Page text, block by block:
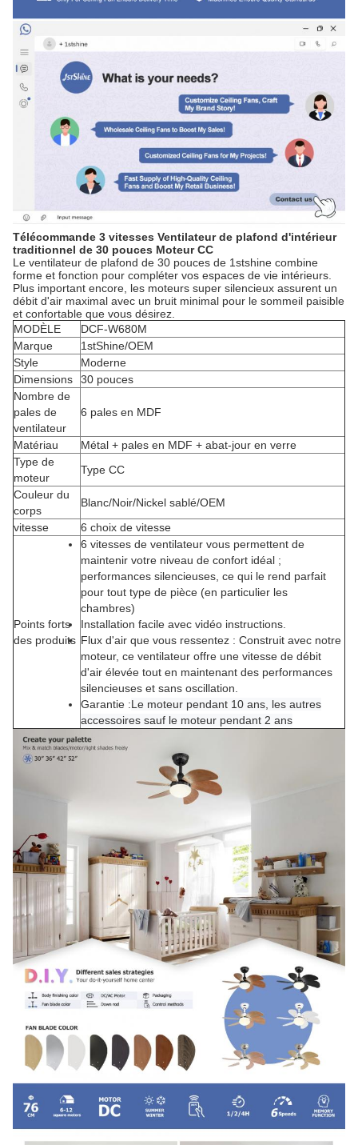
Télécommande 3 vitesses Ventilateur de plafond d'intérieur
traditionnel de 30 pouces Moteur CC
Le ventilateur de plafond de 30 pouces de 1stshine combine
forme et fonction pour compléter vos espaces de vie intérieurs.
Plus important encore, les moteurs super silencieux assurent un
débit d'air maximal avec un bruit minimal pour le sommeil paisible
et confortable que vous désirez.
MODÈLE
DCF-W680M
Marque
1stShine/OEM
Style
Moderne
Dimensions
30 pouces
Nombre de
pales de
ventilateur
6 pales en MDF
Matériau
Métal + pales en MDF + abat-jour en verre
Type de
moteur
Type CC
Couleur du
corps
Blanc/Noir/Nickel sablé/OEM
vitesse
6 choix de vitesse
Points forts
des produits
6 vitesses de ventilateur vous permettent de
maintenir votre niveau de confort idéal ;
performances silencieuses, ce qui le rend parfait
pour tout type de pièce (en particulier les
chambres)
Installation facile avec vidéo instructions
Flux d'air que vous ressentez : Construit avec notre
moteur, ce ventilateur offre une vitesse de débit
d'air élevée tout en maintenant des performances
silencieuses et sans oscillation.
Garantie :Le moteur pendant 10 ans, les autres
accessoires sauf le moteur pendant 2 ans